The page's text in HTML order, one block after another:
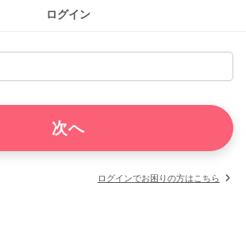
ログイン
ログインでお困りの方はこちら